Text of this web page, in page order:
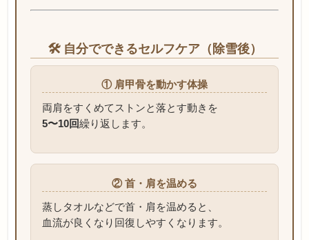
🛠 自分でできるセルフケア（除雪後）
① 肩甲骨を動かす体操
両肩をすくめてストンと落とす動きを
5〜10回繰り返します。
② 首・肩を温める
蒸しタオルなどで首・肩を温めると、
血流が良くなり回復しやすくなります。